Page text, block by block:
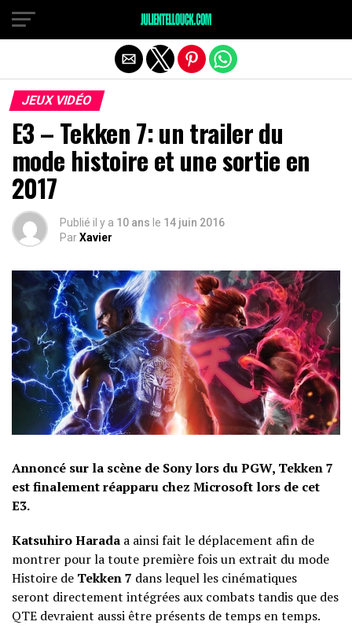
JEUX VIDÉO
E3 – Tekken 7: un trailer du
mode histoire et une sortie en
2017
Publié il y a 10 ans le 14 juin 2016
ParXavier
Annoncé sur la scène de Sony lors du PGW, Tekken 7
est finalement réapparu chez Microsoft lors de cet
E3.
Katsuhiro Harada a ainsi fait le déplacement afin de
montrer pour la toute première fois un extrait du mode
Histoire de Tekken 7 dans lequel les cinématiques
seront directement intégrées aux combats tandis que des
QTE devraient aussi être présents de temps en temps.